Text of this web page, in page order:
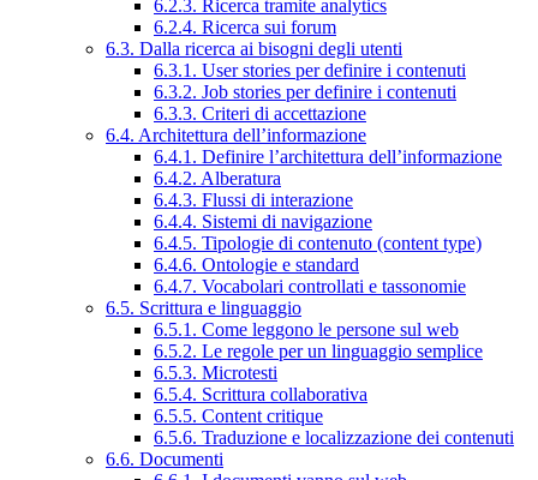
6.2.3. Ricerca tramite analytics
6.2.4. Ricerca sui forum
6.3. Dalla ricerca ai bisogni degli utenti
6.3.1. User stories per definire i contenuti
6.3.2. Job stories per definire i contenuti
6.3.3. Criteri di accettazione
6.4. Architettura dell’informazione
6.4.1. Definire l’architettura dell’informazione
6.4.2. Alberatura
6.4.3. Flussi di interazione
6.4.4. Sistemi di navigazione
6.4.5. Tipologie di contenuto (content type)
6.4.6. Ontologie e standard
6.4.7. Vocabolari controllati e tassonomie
6.5. Scrittura e linguaggio
6.5.1. Come leggono le persone sul web
6.5.2. Le regole per un linguaggio semplice
6.5.3. Microtesti
6.5.4. Scrittura collaborativa
6.5.5. Content critique
6.5.6. Traduzione e localizzazione dei contenuti
6.6. Documenti